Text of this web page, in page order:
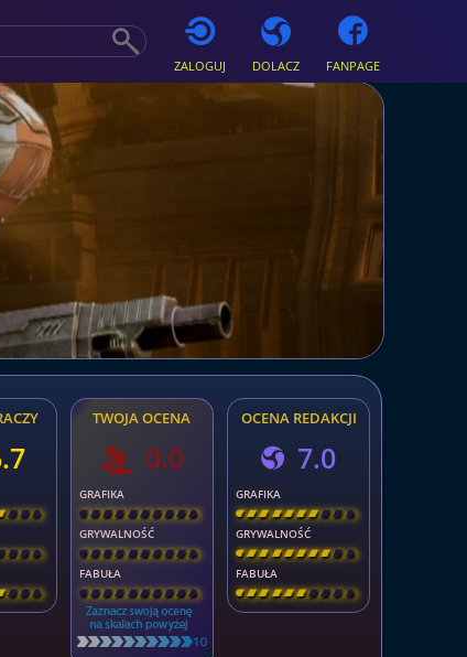
ZALOGUJ DOLACZ FANPAGE
\ \ ]
\ \ ]
\ \ ]
TWOJA OCENA
0.0
GRAFIKA
[ \ \ \ \ \ \ \ \ ]
GRYWALNOŚĆ
[ \ \ \ \ \ \ \ \ ]
FABUŁA
[ \ \ \ \ \ \ \ \ ]
OCENA REDAKCJI
7.0
GRAFIKA
[ \ \ \ \ \ \ \ \ ]
GRYWALNOŚĆ
[ \ \ \ \ \ \ \ \ ]
FABUŁA
[ \ \ \ \ \ \ \ \ ]